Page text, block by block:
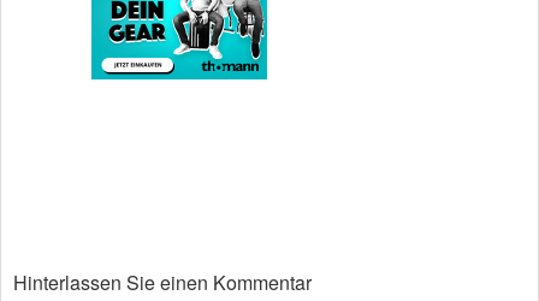
Hinterlassen Sie einen Kommentar